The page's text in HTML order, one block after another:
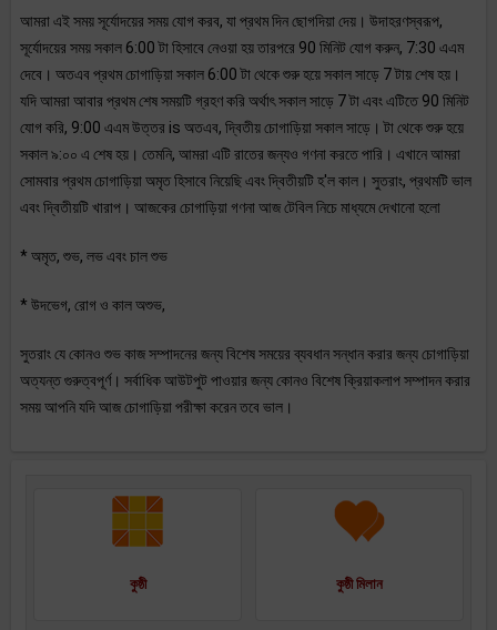
আমরা এই সময় সূর্যোদয়ের সময় যোগ করব, যা প্রথম দিন ছোগদিয়া দেয়। উদাহরণস্বরূপ,
সূর্যোদয়ের সময় সকাল 6:00 টা হিসাবে নেওয়া হয় তারপরে 90 মিনিট যোগ করুন, 7:30 এএম
দেবে। অতএব প্রথম চোগাড়িয়া সকাল 6:00 টা থেকে শুরু হয়ে সকাল সাড়ে 7 টায় শেষ হয়।
যদি আমরা আবার প্রথম শেষ সময়টি গ্রহণ করি অর্থাৎ সকাল সাড়ে 7 টা এবং এটিতে 90 মিনিট
যোগ করি, 9:00 এএম উত্তর is অতএব, দ্বিতীয় চোগাড়িয়া সকাল সাড়ে। টা থেকে শুরু হয়ে
সকাল ৯:০০ এ শেষ হয়। তেমনি, আমরা এটি রাতের জন্যও গণনা করতে পারি। এখানে আমরা
সোমবার প্রথম চোগাড়িয়া অমৃত হিসাবে নিয়েছি এবং দ্বিতীয়টি হ'ল কাল। সুতরাং, প্রথমটি ভাল
এবং দ্বিতীয়টি খারাপ। আজকের চোগাড়িয়া গণনা আজ টেবিল নিচে মাধ্যমে দেখানো হলো
* অমৃত, শুভ, লভ এবং চাল শুভ
* উদভেগ, রোগ ও কাল অশুভ,
সুতরাং যে কোনও শুভ কাজ সম্পাদনের জন্য বিশেষ সময়ের ব্যবধান সন্ধান করার জন্য চোগাড়িয়া
অত্যন্ত গুরুত্বপূর্ণ। সর্বাধিক আউটপুট পাওয়ার জন্য কোনও বিশেষ ক্রিয়াকলাপ সম্পাদন করার
সময় আপনি যদি আজ চোগাড়িয়া পরীক্ষা করেন তবে ভাল।
কুষ্ঠী কুষ্ঠী মিলান